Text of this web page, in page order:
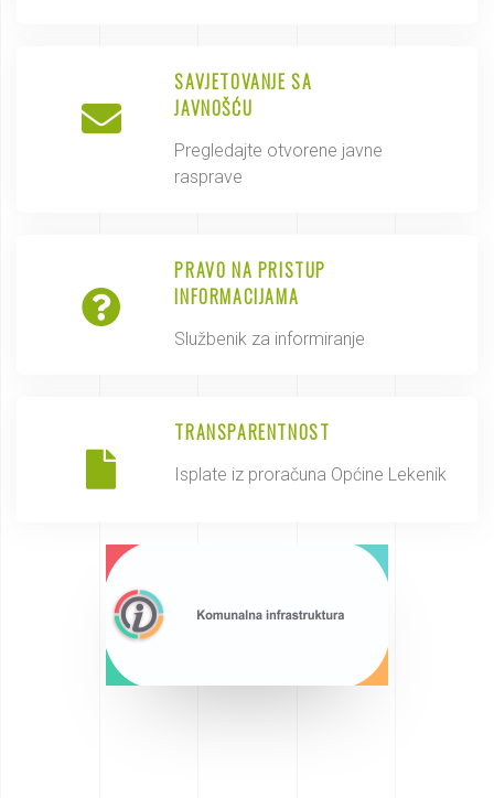
SAVJETOVANJE SA
JAVNOŠĆU
Pregledajte otvorene javne
rasprave
PRAVO NA PRISTUP
INFORMACIJAMA
Službenik za informiranje
TRANSPARENTNOST
Isplate iz proračuna Općine Lekenik